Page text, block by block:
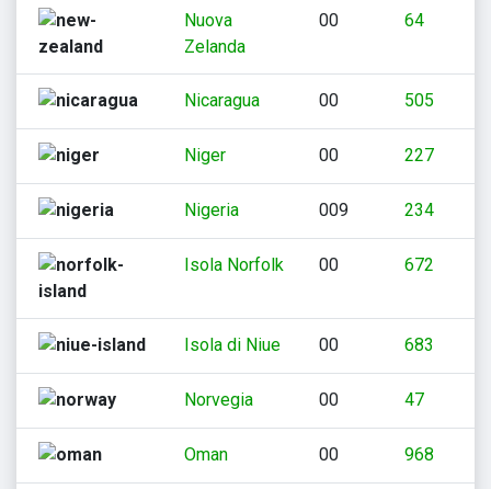
Nuova
Zelanda
00 64
Nicaragua 00 505
Niger 00 227
Nigeria 009 234
Isola Norfolk 00 672
Isola di Niue 00 683
Norvegia 00 47
Oman 00 968